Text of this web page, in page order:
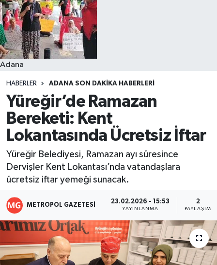
Adana
HABERLER ADANA SON DAKIKA HABERLERI
Yüreğir’de Ramazan
Bereketi: Kent
Lokantasında Ücretsiz İftar
Yüreğir Belediyesi, Ramazan ayı süresince
Dervişler Kent Lokantası’nda vatandaşlara
ücretsiz iftar yemeği sunacak.
METROPOL GAZETESI 23.02.2026 - 15:53
YAYINLANMA
2
PAYLAŞIM
Resmi İlanlar